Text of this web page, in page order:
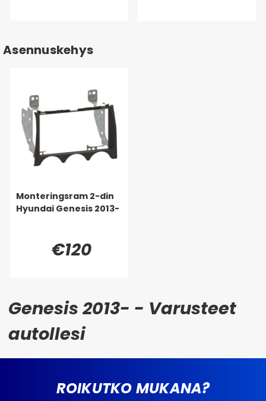
Asennuskehys
Monteringsram 2-din
Hyundai Genesis 2013-
€120
Genesis 2013- - Varusteet
autollesi
ROIKUTKO MUKANA?